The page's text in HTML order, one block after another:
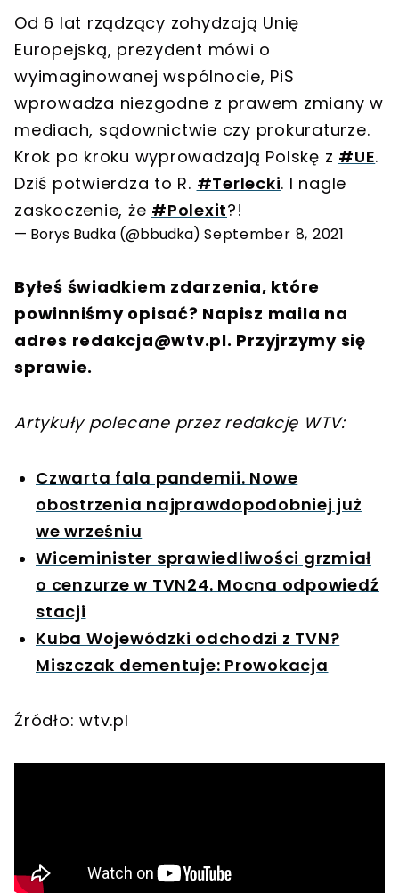
Od 6 lat rządzący zohydzają Unię
Europejską, prezydent mówi o
wyimaginowanej wspólnocie, PiS
wprowadza niezgodne z prawem zmiany w
mediach, sądownictwie czy prokuraturze.
Krok po kroku wyprowadzają Polskę z #UE.
Dziś potwierdza to R. #Terlecki. I nagle
zaskoczenie, że #Polexit?!
— Borys Budka (@bbudka) September 8, 2021
Byłeś świadkiem zdarzenia, które
powinniśmy opisać? Napisz maila na
adres redakcja@wtv.pl. Przyjrzymy się
sprawie.
Artykuły polecane przez redakcję WTV:
Czwarta fala pandemii. Nowe
obostrzenia najprawdopodobniej już
we wrześniu
Wiceminister sprawiedliwości grzmiał
o cenzurze w TVN24. Mocna odpowiedź
stacji
Kuba Wojewódzki odchodzi z TVN?
Miszczak dementuje: Prowokacja
Źródło: wtv.pl